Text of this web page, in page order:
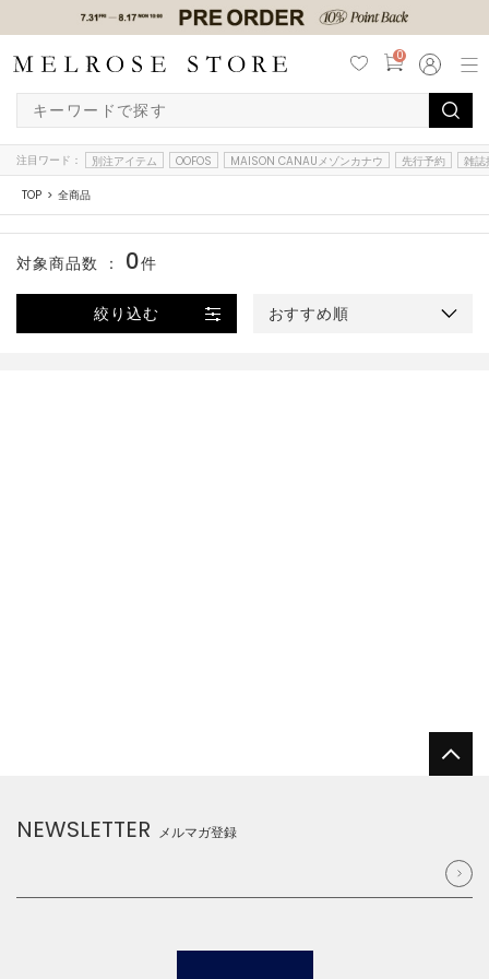
0
注目ワード： 別注アイテム OOFOS MAISON CANAUメゾンカナウ 先行予約 雑誌
TOP 全商品
絞り込む おすすめ順
対象商品数 ： 0件
NEWSLETTER メルマガ登録